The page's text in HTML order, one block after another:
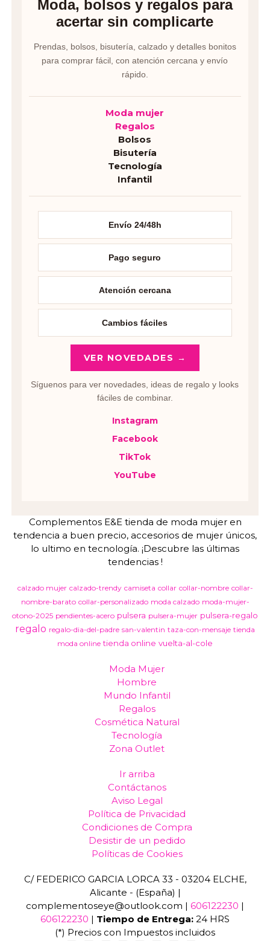
Moda, bolsos y regalos para
acertar sin complicarte
Prendas, bolsos, bisutería, calzado y detalles bonitos
para comprar fácil, con atención cercana y envío
rápido.
Moda mujer
Regalos
Bolsos
Bisutería
Tecnología
Infantil
Envío 24/48h
Pago seguro
Atención cercana
Cambios fáciles
VER NOVEDADES →
Síguenos para ver novedades, ideas de regalo y looks
fáciles de combinar.
Instagram
Facebook
TikTok
YouTube
Complementos E&E tienda de moda mujer en
tendencia a buen precio, accesorios de mujer únicos,
lo ultimo en tecnología. ¡Descubre las últimas
tendencias !
calzado mujer calzado-trendy camiseta collar collar-nombre collar-
nombre-barato collar-personalizado moda calzado moda-mujer-
otono-2025 pendientes-acero pulsera pulsera-mujer pulsera-regalo
regalo regalo-dia-del-padre san-valentin taza-con-mensaje tienda
moda online tienda online vuelta-al-cole
Moda Mujer
Hombre
Mundo Infantil
Regalos
Cosmética Natural
Tecnología
Zona Outlet
Ir arriba
Contáctanos
Aviso Legal
Política de Privacidad
Condiciones de Compra
Desistir de un pedido
Políticas de Cookies
C/ FEDERICO GARCIA LORCA 33 - 03204 ELCHE,
Alicante - (España) |
complementoseye@outlook.com | 606122230 |
606122230 | Tiempo de Entrega: 24 HRS
(*) Precios con Impuestos incluidos